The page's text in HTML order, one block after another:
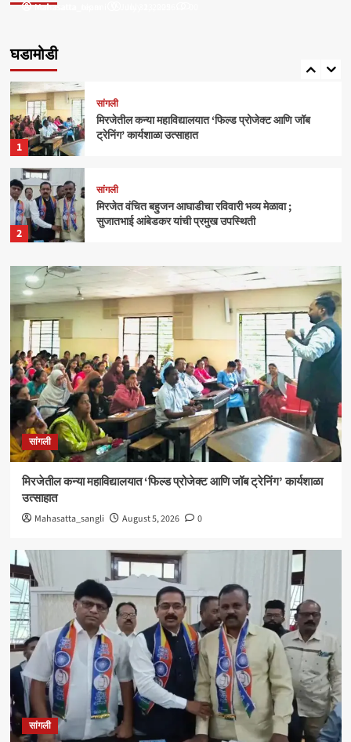
Mahasatta_nipani
mahasatta_team
घडामोडी
5
1
सांगली
मिरजेतील कन्या महाविद्यालयात ‘फिल्ड प्रोजेक्ट आणि जॉब
ट्रेनिंग’ कार्यशाळा उत्साहात
2
सांगली
मिरजेत वंचित बहुजन आघाडीचा रविवारी भव्य मेळावा ;
सुजातभाई आंबेडकर यांची प्रमुख उपस्थिती
3
क्राईम बेळगाव
आंबोलीत जत्राट येथील बेपत्ता डॉक्टरचा मृतदेह अखेर सापडला
4
सांगली
विद्यावाचस्पती गुरुदेव शंकर अभ्यंकर यांना ‘कलातपस्वी’
पुरस्कार प्रदान
5
सांगली
मिरजेतील आयडियल स्मार्ट स्कूलमध्ये दहावीच्या विद्यार्थी
मंत्रिमंडळाचा पदग्रहण सोहळा
1
मिरजेतील कन्या महाविद्यालयात ‘फिल्ड प्रोजेक्ट आणि जॉब
ट्रेनिंग’ कार्यशाळा उत्साहात
2
सांगली
मिरजेत वंचित बहुजन आघाडीचा रविवारी भव्य मेळावा ;
सुजातभाई आंबेडकर यांची प्रमुख उपस्थिती
क्राईम बेळगाव
आंबोलीत जत्राट येथील बेपत्ता डॉक्टरचा मृतदेह अखेर सापडला
सांगली
मिरजेतील कन्या महाविद्यालयात ‘फिल्ड प्रोजेक्ट आणि जॉब ट्रेनिंग’ कार्यशाळा
उत्साहात
Mahasatta_sangli August 5, 2026 0
सांगली